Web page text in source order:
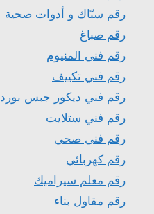
رقم سبّاك و أدوات صحية
رقم صباغ
رقم فني المنيوم
رقم فني تكييف
رقم فني ديكور جبس بورد
رقم فني ستلايت
رقم فني صحي
رقم كهربائي
رقم معلم سيراميك
رقم مقاول بناء